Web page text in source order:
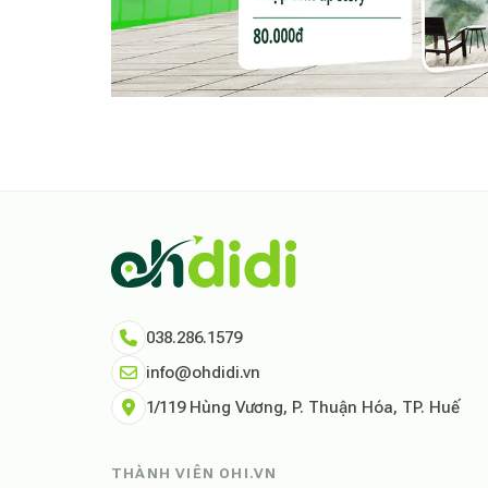
Chỉ cần xách vali đến và tận hưởng –An
đang ở chính ngôi nhà của mình tại Phan Thiết.
038.286.1579
info@ohdidi.vn
1/119 Hùng Vương, P. Thuận Hóa, TP. Huế
THÀNH VIÊN OHI.VN